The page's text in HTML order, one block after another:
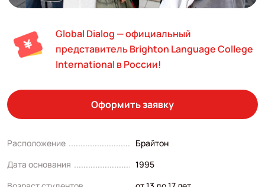
Global Dialog — официальный
представитель Brighton Language College
International в России!
Оформить заявку
Расположение
Брайтон
Дата основания
1995